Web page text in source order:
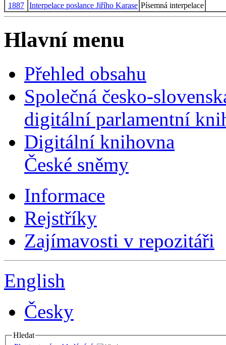
1887 Interpelace poslance Jiřího Karase Písemná interpelace
Hlavní menu
Přehled obsahu
Společná česko-
digitální parlamentní
Digitální knihovna
České sněmy
Informace
Rejstříky
Zajímavosti v repozitáři
English
Česky
Hledat